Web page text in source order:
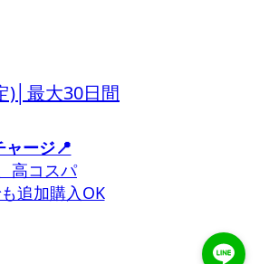
)│最大30日間
ージ📍
高コスパ
追加購入OK